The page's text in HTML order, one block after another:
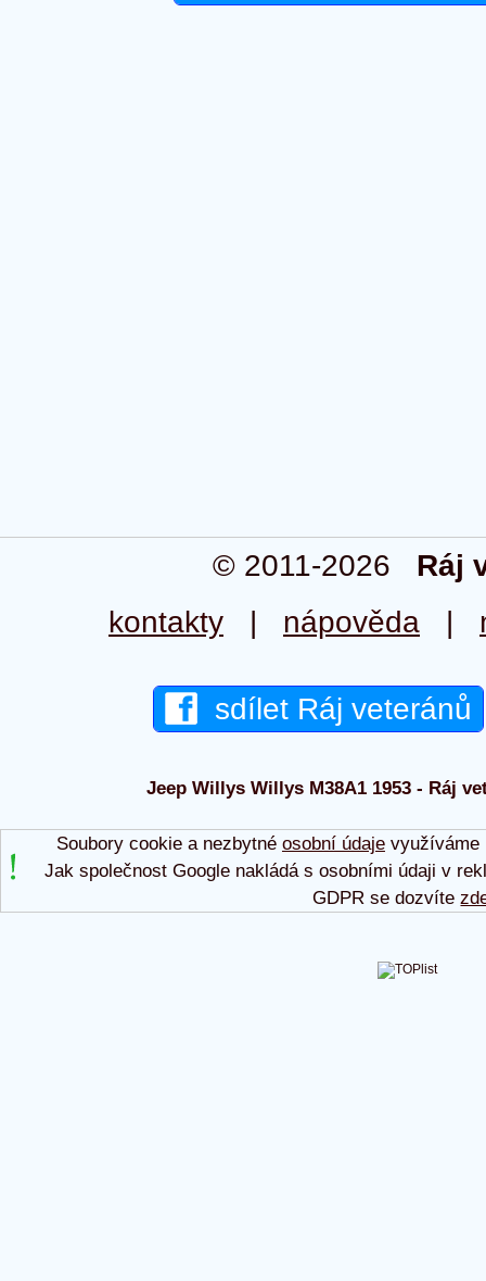
© 2011-2026 Ráj
kontakty | nápověda |
sdílet Ráj veteránů
Jeep Willys Willys M38A1 1953 - Ráj
Soubory cookie a nezbytné osobní údajevyužíváme
Jak společnost Google nakládá s osobními údaji v
GDPR se dozvíte